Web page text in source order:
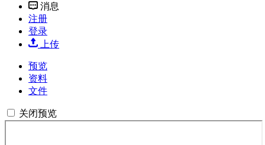
消息
注册
登录
上传
预览
资料
文件
关闭预览